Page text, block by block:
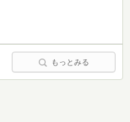
もっとみる